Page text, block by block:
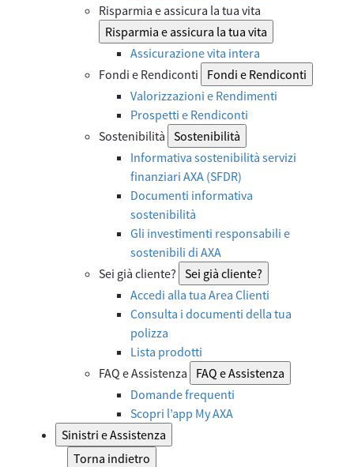
Risparmia e assicura la tua vita
Risparmia e assicura la tua vita
Assicurazione vita intera
Fondi e Rendiconti
Fondi e Rendiconti
Valorizzazioni e Rendimenti
Prospetti e Rendiconti
Sostenibilità Sostenibilità
Informativa sostenibilità servizi
finanziari AXA (SFDR)
Documenti informativa
sostenibilità
Gli investimenti responsabili e
sostenibili di AXA
Sei già cliente? Sei già cliente?
Accedi alla tua Area Clienti
Consulta i documenti della tua
polizza
Lista prodotti
FAQ e Assistenza
FAQ e Assistenza
Domande frequenti
Scopri l’app My AXA
Sinistri e Assistenza
Torna indietro